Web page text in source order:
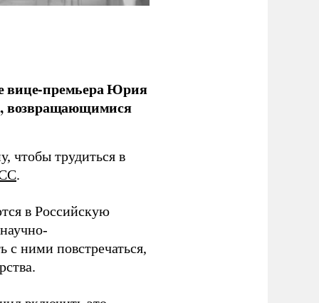
вице-премьера Юрия
возвращающимися
чтобы трудиться в
.
в Российскую
с ними повстречаться,